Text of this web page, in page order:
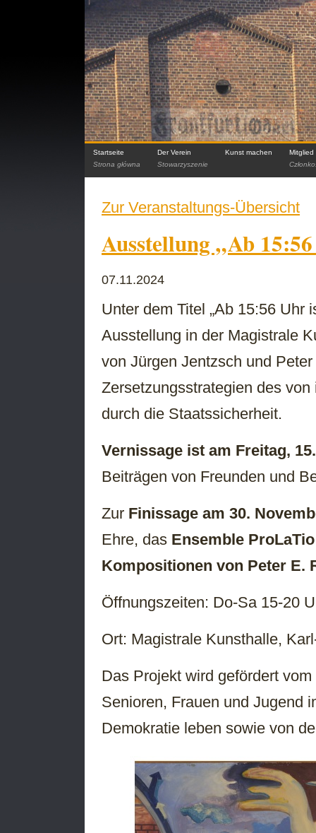
Startseite
Strona główna
Der Verein
Stowarzyszenie
Kunst machen
Mitglied
Zur Veranstaltungs-Übersicht
Ausstellung „Ab
07.11.2024
Unter dem Titel „Ab 15:56 Uhr
Ausstellung in der Magistrale
von Jürgen Jentzsch und
Zersetzungsstrategien des
durch die Staatssicherheit.
Vernissage ist am Freitag,
Beiträgen von Freunden und
Zur Finissage am 30.
Ehre, das Ensemble
Kompositionen von Peter E.
Öffnungszeiten: Do-Sa 15-20
Ort: Magistrale Kunsthalle,
Das Projekt wird gefördert
Senioren, Frauen und Jugend
Demokratie leben sowie von